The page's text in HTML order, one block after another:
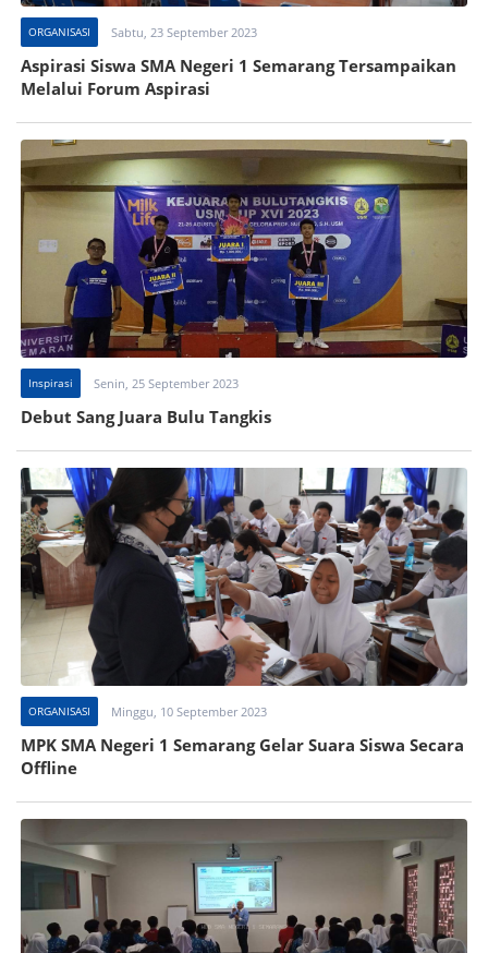
ORGANISASI Sabtu, 23 September 2023
Aspirasi Siswa SMA Negeri 1 Semarang Tersampaikan
Melalui Forum Aspirasi
Inspirasi Senin, 25 September 2023
Debut Sang Juara Bulu Tangkis
ORGANISASI Minggu, 10 September 2023
MPK SMA Negeri 1 Semarang Gelar Suara Siswa Secara
Offline